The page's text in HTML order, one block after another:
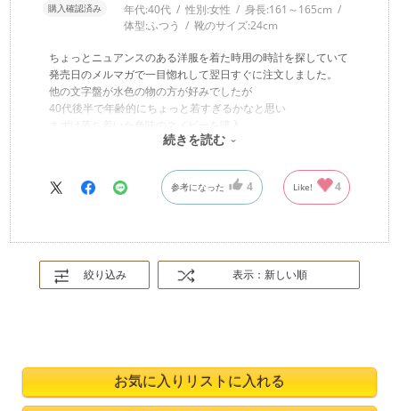
購入確認済み 年代:40代 性別:女性 身長:161～165cm
体型:ふつう 靴のサイズ:24cm
ちょっとニュアンスのある洋服を着た時用の時計を探していて
発売日のメルマガで一目惚れして翌日すぐに注文しました。
他の文字盤が水色の物の方が好みでしたが
40代後半で年齢的にちょっと若すぎるかなと思い
エスニック調の服にもしっかりマッチするし
バンドは幅は華奢だけどしっかりした皮なので、
デザインも相まって不思議と手首が細く見えます♪
続きを読む
参考になった 4 Like! 4
絞り込み 表示：新しい順